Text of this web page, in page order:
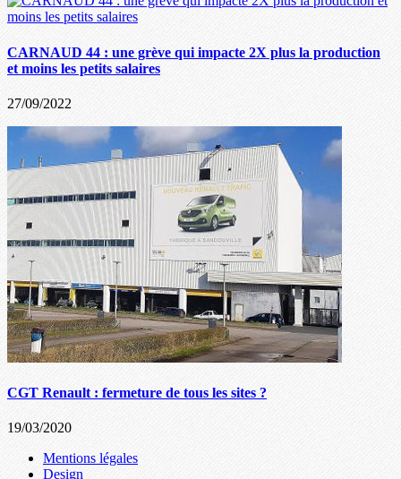
CARNAUD 44 : une grève qui impacte 2X plus la production
et moins les petits salaires
27/09/2022
CGT Renault : fermeture de tous les sites ?
19/03/2020
Mentions légales
Design